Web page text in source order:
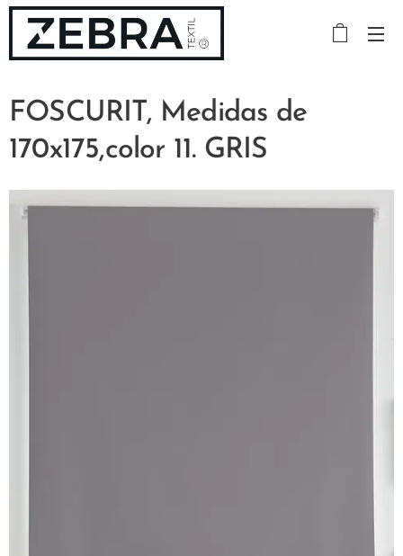
FOSCURIT, Medidas de
170x175,color 11. GRIS